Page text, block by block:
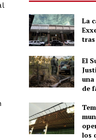
La
El
una
de
los